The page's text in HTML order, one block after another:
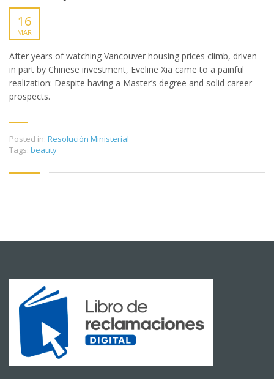
16
MAR
After years of watching Vancouver housing prices climb, driven
in part by Chinese investment, Eveline Xia came to a painful
realization: Despite having a Master’s degree and solid career
prospects.
Posted in: Resolución Ministerial
Tags: beauty